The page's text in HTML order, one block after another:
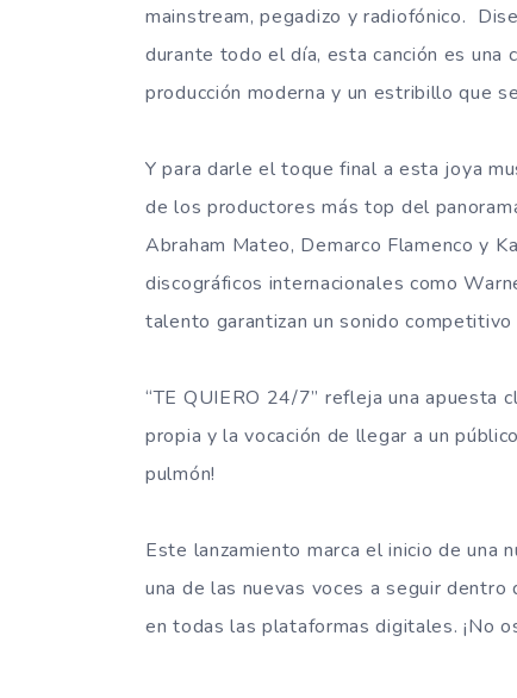
mainstream, pegadizo y radiofónico.
durante todo el día, esta canción es una
producción moderna y un estribillo que
Y para darle el toque final a esta joya
de los productores más top del
Abraham Mateo, Demarco Flamenco y
discográficos internacionales como
talento garantizan un sonido
“TE QUIERO 24/7” refleja una apuesta
propia y la vocación de llegar a un
pulmón!
Este lanzamiento marca el inicio de una
una de las nuevas voces a seguir
en todas las plataformas digitales. ¡No